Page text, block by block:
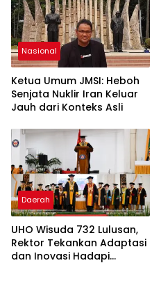
Nasional
Ketua Umum JMSI: Heboh
Senjata Nuklir Iran Keluar
Jauh dari Konteks Asli
Daerah
UHO Wisuda 732 Lulusan,
Rektor Tekankan Adaptasi
dan Inovasi Hadapi